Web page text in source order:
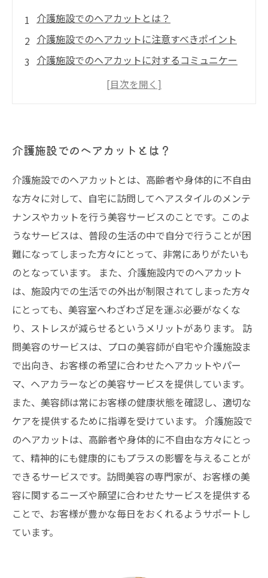
介護施設でのヘアカットとは？
介護施設でのヘアカットに注意すべきポイント
介護施設でのヘアカットに対するコミュニケー
介護施設でのヘアカットとは？
介護施設でのヘアカットとは、高齢者や身体的に不自由
な方々に対して、自宅に訪問してヘアスタイルのメンテ
ナンスやカットを行う美容サービスのことです。このよ
うなサービスは、普段の生活の中で自分で行うことが困
難になってしまった方々にとって、非常にありがたいも
のとなっています。 また、介護施設内でのヘアカット
は、施設内での生活での外出が制限されてしまった方々
にとっても、美容室へわざわざ足を運ぶ必要がなくな
り、ストレスが減らせるというメリットがあります。 訪
問美容のサービスは、プロの美容師が自宅や介護施設ま
で出向き、お客様の希望に合わせたヘアカットやパー
マ、ヘアカラーなどの美容サービスを提供しています。
また、美容師は常にお客様の健康状態を確認し、適切な
ケアを提供するために指導を受けています。 介護施設で
のヘアカットは、高齢者や身体的に不自由な方々にとっ
て、精神的にも健康的にもプラスの影響を与えることが
できるサービスです。訪問美容の専門家が、お客様の美
容に関するニーズや願望に合わせたサービスを提供する
ことで、お客様が豊かな毎日をおくれるようサポートし
ています。